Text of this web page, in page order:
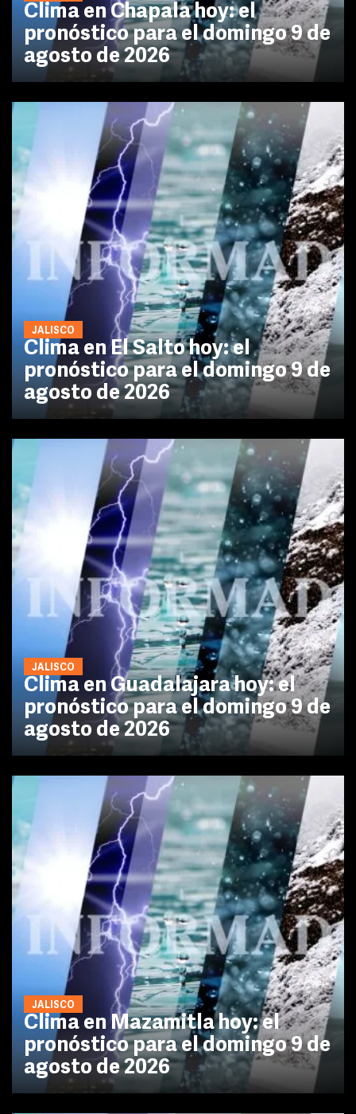
Clima en Chapala hoy: el
pronóstico para el domingo 9 de
agosto de 2026
JALISCO
Clima en El Salto hoy: el
pronóstico para el domingo 9 de
agosto de 2026
JALISCO
Clima en Guadalajara hoy: el
pronóstico para el domingo 9 de
agosto de 2026
JALISCO
Clima en Mazamitla hoy: el
pronóstico para el domingo 9 de
agosto de 2026